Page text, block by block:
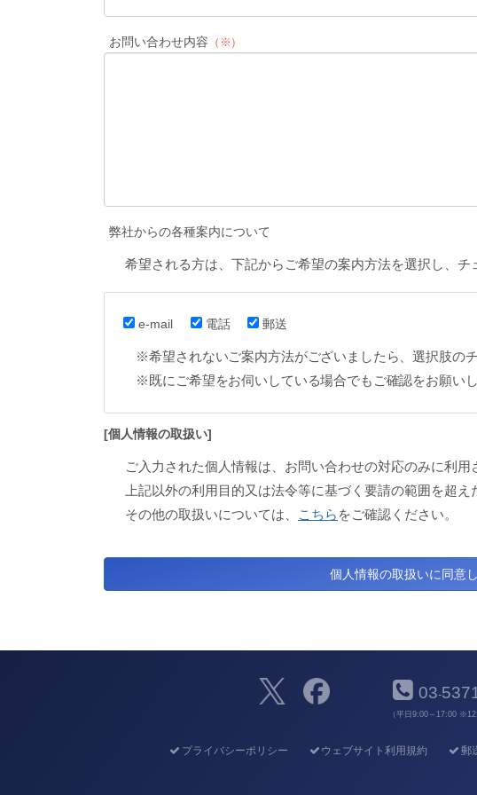
お問い合わせ内容 （※）
弊社からの各種案内について
希望される方は、下記からご希望の案内方法を選択し、チ
e-mail 電話 郵送
※希望されないご案内方法がございましたら、選択肢の
※既にご希望をお伺いしている場合でもご確認をお願いし
[個人情報の取扱い]
ご入力された個人情報は、お問い合わせの対応のみに利用
上記以外の利用目的又は法令等に基づく要請の範囲を超え
その他の取扱いについては、
こちら をご確認ください。
03-
（平日9:00～17:00
プライバシーポリシー ウェブサイト利用規約 郵